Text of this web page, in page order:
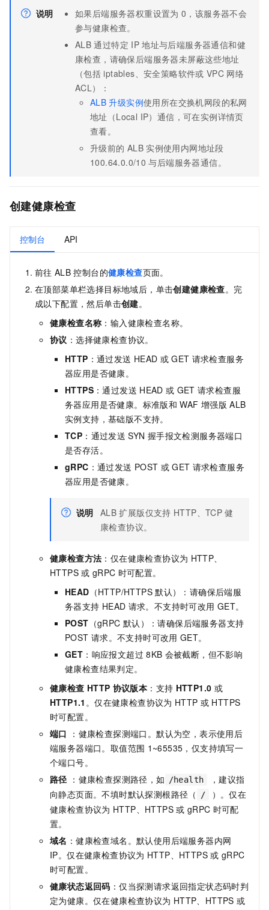
说明 如果后端服务器权重设置为 0，该服务器不会
参与健康检查。
ALB 通过特定 IP 地址与后端服务器通信和健
康检查，请确保后端服务器未屏蔽这些地址
（包括 iptables、安全策略软件或 VPC 网络
ACL）：
ALB 升级实例使用所在交换机网段的私网
地址（Local IP）通信，可在实例详情页
查看。
升级前的 ALB 实例使用内网地址段
100.64.0.0/10 与后端服务器通信。
创建健康检查
控制台 API
前往 ALB 控制台的健康检查页面。
在顶部菜单栏选择目标地域后，单击创建健康检查。完
成以下配置，然后单击创建。
健康检查名称 ：输入健康检查名称。
协议 ：选择健康检查协议。
HTTP ：通过发送 HEAD 或 GET 请求检查服务
器应用是否健康。
HTTPS ：通过发送 HEAD 或 GET 请求检查服
务器应用是否健康。标准版和 WAF 增强版 ALB
实例支持，基础版不支持。
TCP ：通过发送 SYN 握手报文检测服务器端口
是否存活。
gRPC ：通过发送 POST 或 GET 请求检查服务
器应用是否健康。
说明 ALB 扩展版仅支持 HTTP、TCP 健
康检查协议。
健康检查方法 ：仅在健康检查协议为 HTTP、
HTTPS 或 gRPC 时可配置。
HEAD （HTTP/HTTPS 默认）：请确保后端服
务器支持 HEAD 请求。不支持时可改用 GET。
POST （gRPC 默认）：请确保后端服务器支持
POST 请求。不支持时可改用 GET。
GET ：响应报文超过 8KB 会被截断，但不影响
健康检查结果判定。
健康检查 HTTP 协议版本 ：支持 HTTP1.0 或
HTTP1.1 。仅在健康检查协议为 HTTP 或 HTTPS
时可配置。
端口 ：健康检查探测端口。默认为空，表示使用后
端服务器端口。取值范围 1~65535，仅支持填写一
个端口号。
路径 ：健康检查探测路径，如 /health
，建议指
向静态页面。不填时默认探测根路径（
/
）。仅在
健康检查协议为 HTTP、HTTPS 或 gRPC 时可配
置。
域名 ：健康检查域名。默认使用后端服务器内网
IP。仅在健康检查协议为 HTTP、HTTPS 或 gRPC
时可配置。
健康状态返回码 ：仅当探测请求返回指定状态码时判
定为健康。仅在健康检查协议为 HTTP、HTTPS 或